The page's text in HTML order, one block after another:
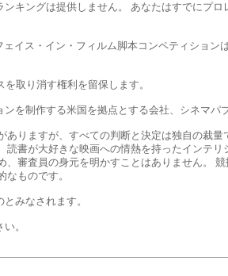
キングは提供しません。 あなたはすでにプ
イス・イン・フィルム脚本コンペティショ
取り消す権利を留保します。
を制作する米国を拠点とする会社、シネマパ
りますが、すべての判断と決定は独自の裁
書が大好きな映画への情熱を持ったインテ
審査員の身元を明かすことはありません。
ものです。
みなされます。
。